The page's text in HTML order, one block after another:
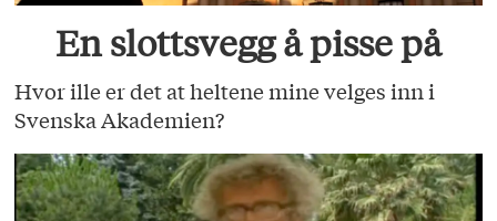
En slottsvegg å pisse på
Hvor ille er det at heltene mine velges inn i
Svenska Akademien?